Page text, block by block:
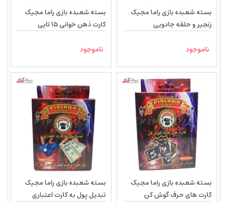
بسته شعبده بازی راما مجیک
زنجیر و حلقه جادویی
ناموجود
بسته شعبده بازی راما مجیک
کارت ذهن خوانی 15 تایی
ناموجود
بسته شعبده بازی راما مجیک
کارت های حرف گوش کن
بسته شعبده بازی راما مجیک
تبدیل پول به کارت اعتباری